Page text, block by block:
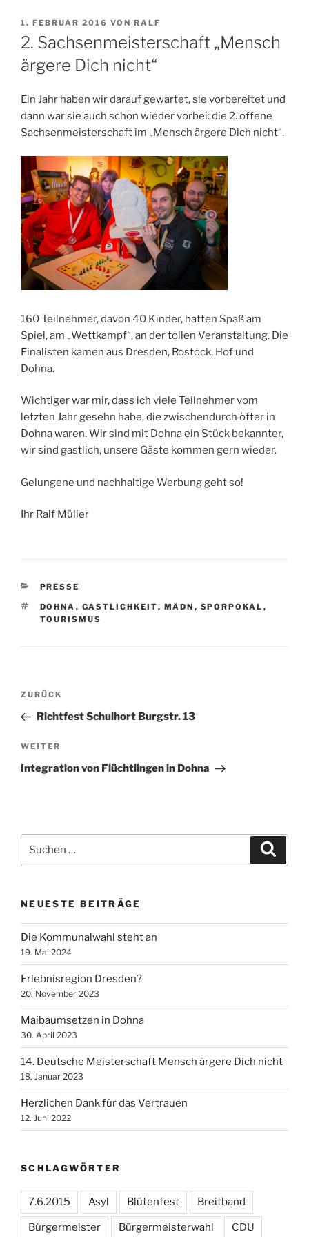
VERÖFFENTLICHT
AM
1. FEBRUAR 2016 VON RALF
2. Sachsenmeisterschaft „Mensch
ärgere Dich nicht“
Ein Jahr haben wir darauf gewartet, sie vorbereitet und
dann war sie auch schon wieder vorbei: die 2. offene
Sachsenmeisterschaft im „Mensch ärgere Dich nicht“.
160 Teilnehmer, davon 40 Kinder, hatten Spaß am
Spiel, am „Wettkampf“, an der tollen Veranstaltung. Die
Finalisten kamen aus Dresden, Rostock, Hof und
Dohna.
Wichtiger war mir, dass ich viele Teilnehmer vom
letzten Jahr gesehn habe, die zwischendurch öfter in
Dohna waren. Wir sind mit Dohna ein Stück bekannter,
wir sind gastlich, unsere Gäste kommen gern wieder.
Gelungene und nachhaltige Werbung geht so!
Ihr Ralf Müller
KATEGORIEN
PRESSE
SCHLAGWÖRTER
DOHNA , GASTLICHKEIT, MÄDN , SPORPOKAL ,
TOURISMUS
Beitrags-
Vorheriger
Beitrag
ZURÜCK
Richtfest Schulhort Burgstr. 13
Nächster
Beitrag
WEITER
Integration von Flüchtlingen in Dohna
nach:
NEUESTE BEITRÄGE
Die Kommunalwahl steht an
19. Mai 2024
Erlebnisregion Dresden?
20. November 2023
Maibaumsetzen in Dohna
30. April 2023
14. Deutsche Meisterschaft Mensch ärgere Dich nicht
18. Januar 2023
Herzlichen Dank für das Vertrauen
12. Juni 2022
SCHLAGWÖRTER
7.6.2015 Asyl Blütenfest Breitband
Bürgermeister Bürgermeisterwahl CDU